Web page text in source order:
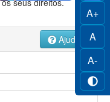
A+
A
A-
Ajuda